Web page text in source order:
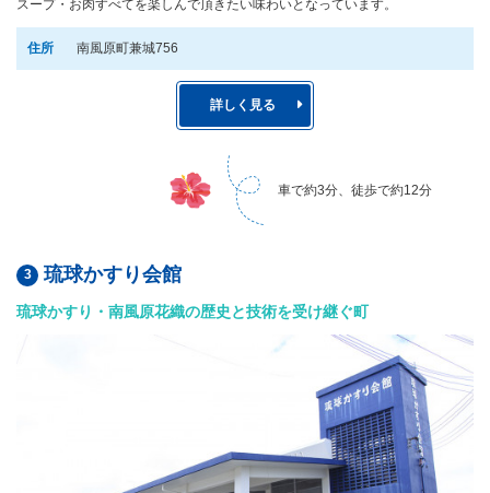
スープ・お肉すべてを楽しんで頂きたい味わいとなっています。
住所 南風原町兼城756
詳しく見る
車で約3分、徒歩で約12分
琉球かすり会館
琉球かすり・南風原花織の歴史と技術を受け継ぐ町